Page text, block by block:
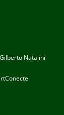
Natalini